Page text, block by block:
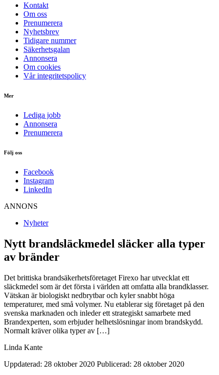
Kontakt
Om oss
Prenumerera
Nyhetsbrev
Tidigare nummer
Säkerhetsgalan
Annonsera
Om cookies
Vår integritetspolicy
Mer
Lediga jobb
Annonsera
Prenumerera
Följ oss
Facebook
Instagram
LinkedIn
ANNONS
Nyheter
Nytt brandsläckmedel släcker alla typer
av bränder
Det brittiska brandsäkerhetsföretaget Firexo har utvecklat ett
släckmedel som är det första i världen att omfatta alla brandklasser.
Vätskan är biologiskt nedbrytbar och kyler snabbt höga
temperaturer, med små volymer. Nu etablerar sig företaget på den
svenska marknaden och inleder ett strategiskt samarbete med
Brandexperten, som erbjuder helhetslösningar inom brandskydd.
Normalt kräver olika typer av […]
Linda Kante
Uppdaterad: 28 oktober 2020 Publicerad: 28 oktober 2020